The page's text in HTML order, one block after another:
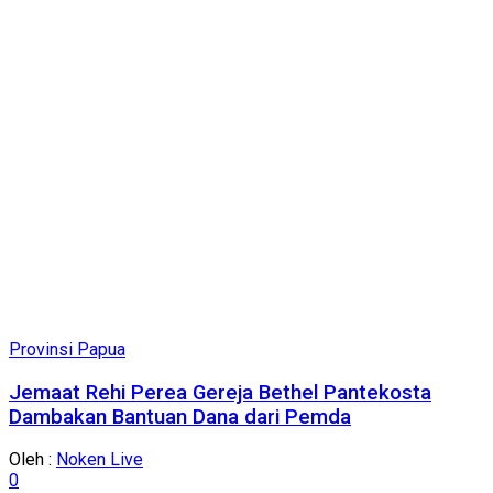
Provinsi Papua
Jemaat Rehi Perea Gereja Bethel Pantekosta
Dambakan Bantuan Dana dari Pemda
Oleh : Noken Live
0